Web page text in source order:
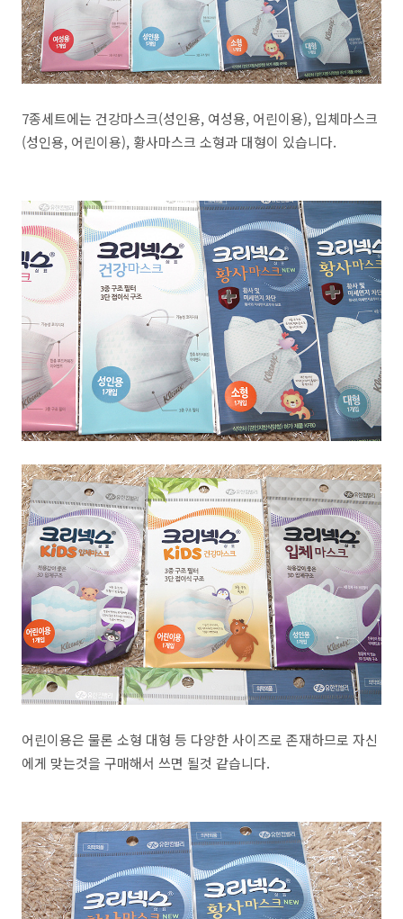
7종세트에는 건강마스크(성인용, 여성용, 어린이용), 입체마스크
(성인용, 어린이용), 황사마스크 소형과 대형이 있습니다.
어린이용은 물론 소형 대형 등 다양한 사이즈로 존재하므로 자신
에게 맞는것을 구매해서 쓰면 될것 같습니다.